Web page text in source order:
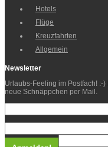
Hotels
Flüge
Kreuzfahrten
Allgemein
Newsletter
Urlaubs-Feeling im Postfach! :-
neue Schnäppchen per Mail.